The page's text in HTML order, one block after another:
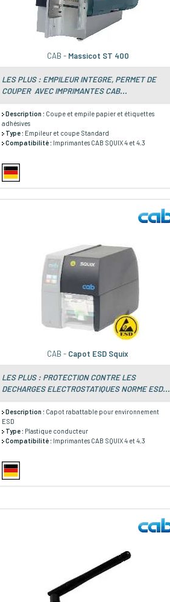
CAB - Massicot ST 400
LES PLUS : EMPILEUR INTEGRE, PERMET DE
COUPER AVEC IMPRIMANTES CAB...
Description : Coupe et empile papier et étiquettes
adhésives
Type : Empileur et coupe Standard
Compatibilité : Imprimantes CAB SQUIX 4 et 4.3
CAB - Capot ESD Squix
LES PLUS : PROTECTION CONTRE LES
DECHARGES ELECTROSTATIQUES NORME ESD...
Description : Capot rabattable pour environnement
ESD
Type : Plastique conducteur
Compatibilité : Imprimantes CAB SQUIX 4 et 4.3